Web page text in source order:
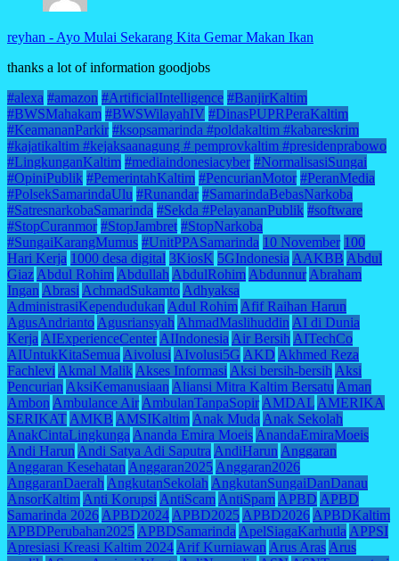
reyhan - Ayo Mulai Sekarang Kita Gemar Makan Ikan
thanks a lot of information goodjobs
#alexa #amazon #ArtificialIntelligence #BanjirKaltim
#BWSMahakam #BWSWilayahIV #DinasPUPRPeraKaltim
#KeamananParkir #ksopsamarinda #poldakaltim #kabareskrim
#kajatikaltim #kejaksaanagung # pemprovkaltim #presidenprabowo
#LingkunganKaltim #mediaindonesiacyber #NormalisasiSungai
#OpiniPublik #PemerintahKaltim #PencurianMotor #PeranMedia
#PolsekSamarindaUlu #Runandar #SamarindaBebasNarkoba
#SatresnarkobaSamarinda #Sekda #PelayananPublik #software
#StopCuranmor #StopJambret #StopNarkoba
#SungaiKarangMumus #UnitPPASamarinda 10 November 100
Hari Kerja 1000 desa digital 3KiosK 5GIndonesia AAKBB Abdul
Giaz Abdul Rohim Abdullah AbdulRohim Abdunnur Abraham
Ingan Abrasi AchmadSukamto Adhyaksa
AdministrasiKependudukan Adul Rohim Afif Raihan Harun
AgusAndrianto Agusriansyah AhmadMaslihuddin AI di Dunia
Kerja AIExperienceCenter AIIndonesia Air Bersih AITechCo
AIUntukKitaSemua Aivolusi AIvolusi5G AKD Akhmed Reza
Fachlevi Akmal Malik Akses Informasi Aksi bersih-bersih Aksi
Pencurian AksiKemanusiaan Aliansi Mitra Kaltim Bersatu Aman
Ambon Ambulance Air AmbulanTanpaSopir AMDAL AMERIKA
SERIKAT AMKB AMSIKaltim Anak Muda Anak Sekolah
AnakCintaLingkunga Ananda Emira Moeis AnandaEmiraMoeis
Andi Harun Andi Satya Adi Saputra AndiHarun Anggaran
Anggaran Kesehatan Anggaran2025 Anggaran2026
AnggaranDaerah AngkutanSekolah AngkutanSungaiDanDanau
AnsorKaltim Anti Korupsi AntiScam AntiSpam APBD APBD
Samarinda 2026 APBD2024 APBD2025 APBD2026 APBDKaltim
APBDPerubahan2025 APBDSamarinda ApelSiagaKarhutla APPSI
Apresiasi Kreasi Kaltim 2024 Arif Kurniawan Arus Aras Arus